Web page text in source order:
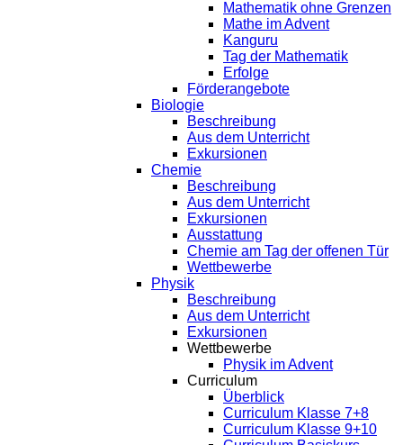
Mathematik ohne Grenzen
Mathe im Advent
Kanguru
Tag der Mathematik
Erfolge
Förderangebote
Biologie
Beschreibung
Aus dem Unterricht
Exkursionen
Chemie
Beschreibung
Aus dem Unterricht
Exkursionen
Ausstattung
Chemie am Tag der offenen Tür
Wettbewerbe
Physik
Beschreibung
Aus dem Unterricht
Exkursionen
Wettbewerbe
Physik im Advent
Curriculum
Überblick
Curriculum Klasse 7+8
Curriculum Klasse 9+10